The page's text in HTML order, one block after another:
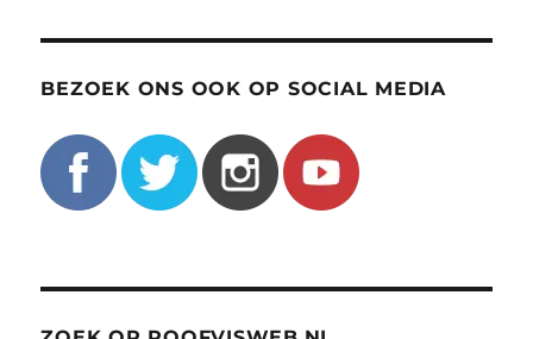
BEZOEK ONS OOK OP SOCIAL MEDIA